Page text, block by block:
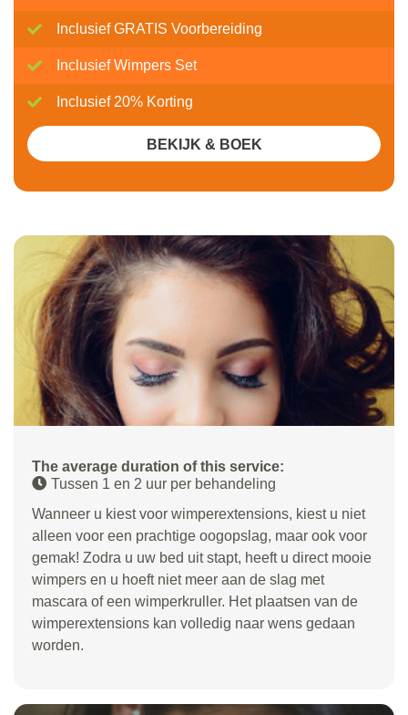
The average duration of this service:
Tussen 1 en 2 uur per behandeling
Wanneer u kiest voor wimperextensions, kiest u niet
alleen voor een prachtige oogopslag, maar ook voor
gemak! Zodra u uw bed uit stapt, heeft u direct mooie
wimpers en u hoeft niet meer aan de slag met
mascara of een wimperkruller. Het plaatsen van de
wimperextensions kan volledig naar wens gedaan
worden.
Inclusief GRATIS Voorbereiding
Inclusief Wimpers Set
Inclusief 20% Korting
BEKIJK & BOEK